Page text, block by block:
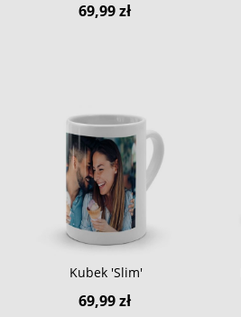
69,99 zł
Kubek 'Slim'
69,99 zł